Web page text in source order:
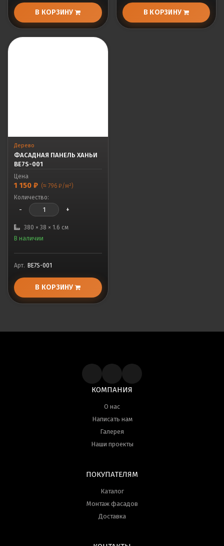
В КОРЗИНУ В КОРЗИНУ
Дерево
ФАСАДНАЯ ПАНЕЛЬ ХАНЬИ
BE7S-001
Цена
1 150 ₽ (≈ 796 ₽/м²)
Количество:
- +
380 × 38 × 1.6 см
В наличии
Арт. BE7S-001
В КОРЗИНУ
КОМПАНИЯ
О нас
Написать нам
Галерея
Наши проекты
ПОКУПАТЕЛЯМ
Каталог
Монтаж фасадов
Доставка